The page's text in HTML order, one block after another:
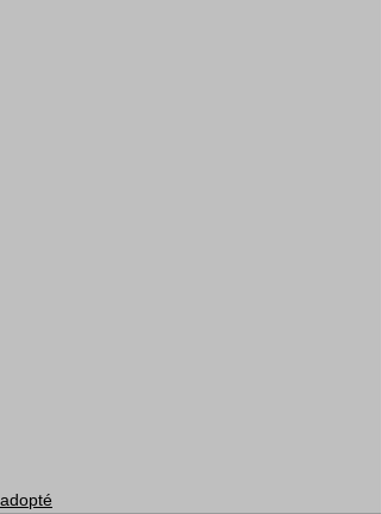
adopté